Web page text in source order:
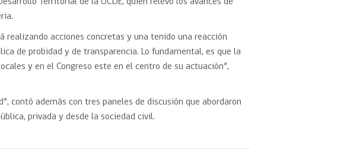
realizando acciones concretas y una tenido una reacción
de probidad y de transparencia. Lo fundamental, es que la
y en el Congreso este en el centro de su actuación”,
contó además con tres paneles de discusión que abordaron
privada y desde la sociedad civil.